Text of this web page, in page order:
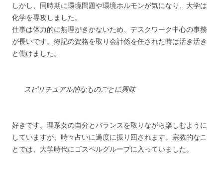
しかし、同時期に環境問題や環境ホルモンが気になり、大学は
化学を専攻しました。
仕事は体力的に無理がきかないため、デスクワーク中心の事務
が長いです。簿記の資格を取り会計係を任された時は活き活き
と働けました。
スピリチュアル的なものごとに興味
好きです。理系女の自分とバランスを取りながら楽しむように
していますが、時々占いに過度に振り回されます。宗教的なこ
とでは、大学時代にゴスペルグループに入っていました。